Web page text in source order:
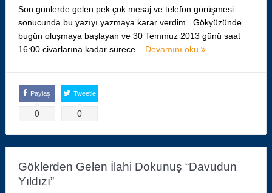
Son günlerde gelen pek çok mesaj ve telefon görüşmesi
sonucunda bu yazıyı yazmaya karar verdim.. Gökyüzünde
bugün oluşmaya başlayan ve 30 Temmuz 2013 günü saat
16:00 civarlarına kadar sürece... Devamını oku
Paylaş
0
Tweetle
0
Göklerden Gelen İlahi Dokunuş “Davudun
Yıldızı”